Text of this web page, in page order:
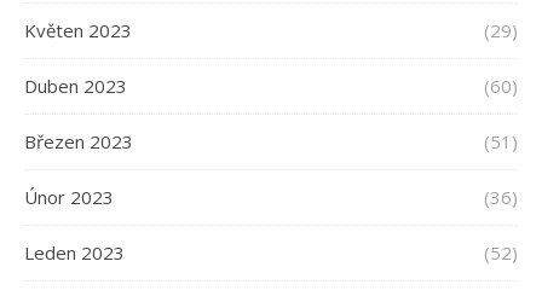
Květen 2023 (29)
Duben 2023 (60)
Březen 2023 (51)
Únor 2023 (36)
Leden 2023 (52)